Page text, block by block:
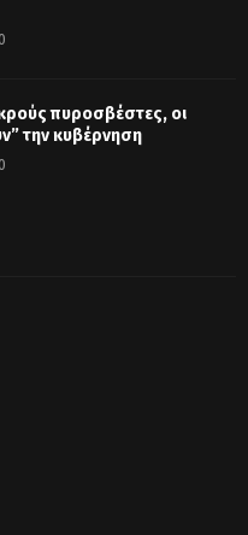
πυροσβέστες, οι
την κυβέρνηση